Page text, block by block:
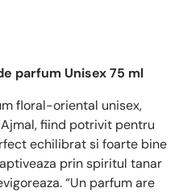
parfum Unisex 75 ml
floral-oriental unisex,
fiind potrivit pentru
echilibrat si foarte bine
prin spiritul tanar
“Un parfum are